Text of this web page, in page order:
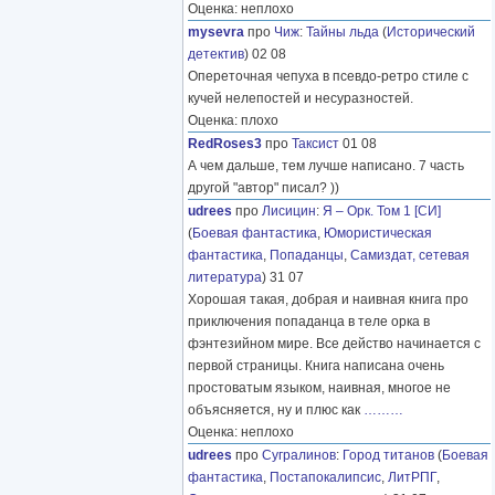
Оценка: неплохо
mysevra про Чиж: Тайны льда (Исторический
детектив) 02 08
Опереточная чепуха в псевдо-ретро стиле с
кучей нелепостей и несуразностей.
Оценка: плохо
RedRoses3 про Таксист 01 08
А чем дальше, тем лучше написано. 7 часть
другой "автор" писал? ))
udrees про Лисицин: Я – Орк. Том 1 [СИ]
(Боевая фантастика, Юмористическая
фантастика, Попаданцы, Самиздат, сетевая
литература) 31 07
Хорошая такая, добрая и наивная книга про
приключения попаданца в теле орка в
фэнтезийном мире. Все действо начинается с
первой страницы. Книга написана очень
простоватым языком, наивная, многое не
объясняется, ну и плюс как ………
Оценка: неплохо
udrees про Сугралинов: Город титанов (Боевая
фантастика, Постапокалипсис, ЛитРПГ,